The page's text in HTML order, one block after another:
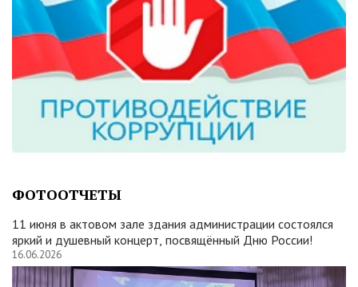
ФОТООТЧЕТЫ
11 июня в актовом зале здания администрации состоялся
яркий и душевный концерт, посвящённый Дню России!
16.06.2026